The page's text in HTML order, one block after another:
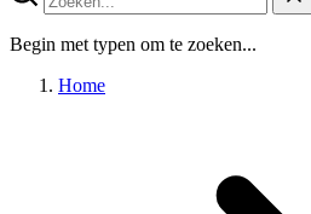
Begin met typen om te zoeken...
Home